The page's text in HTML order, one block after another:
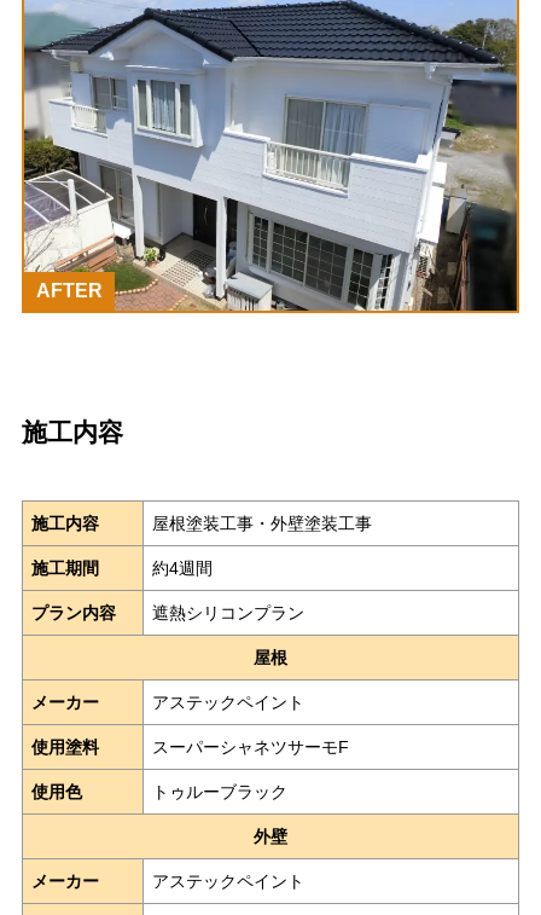
AFTER
施工内容
施工内容 屋根塗装工事・外壁塗装工事
施工期間 約4週間
プラン内容 遮熱シリコンプラン
屋根
メーカー アステックペイント
使用塗料 スーパーシャネツサーモF
使用色 トゥルーブラック
外壁
メーカー アステックペイント